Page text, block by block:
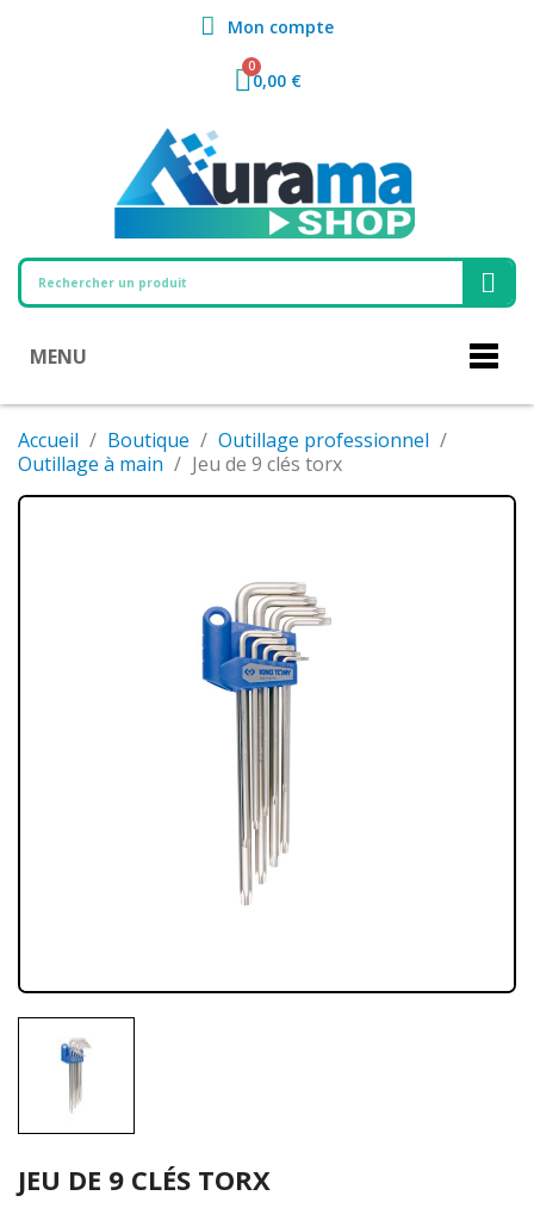
Mon compte
0,00 €
MENU
Accueil Boutique
Outillage professionnel
Outillage à main
Jeu de 9 clés torx
JEU DE 9 CLÉS TORX